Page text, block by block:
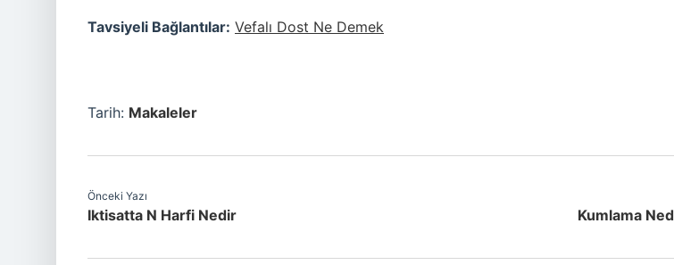
Tavsiyeli Bağlantılar: Vefalı Dost Ne Demek
Tarih: Makaleler
Önceki Yazı
Iktisatta N Harfi Nedir Kumlama